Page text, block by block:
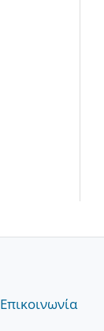
Επικοινωνία